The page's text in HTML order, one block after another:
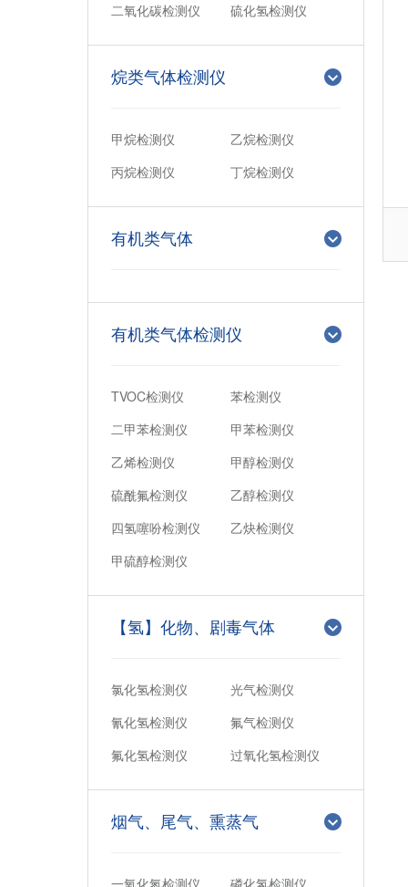
二氧化碳检测仪
硫化氢检测仪
烷类气体检测仪
甲烷检测仪
乙烷检测仪
丙烷检测仪
丁烷检测仪
有机类气体
有机类气体检测仪
TVOC检测仪
苯检测仪
二甲苯检测仪
甲苯检测仪
乙烯检测仪
甲醇检测仪
硫酰氟检测仪
乙醇检测仪
四氢噻吩检测仪
乙炔检测仪
甲硫醇检测仪
【氢】化物、剧毒气体
氯化氢检测仪
光气检测仪
氰化氢检测仪
氟气检测仪
氟化氢检测仪
过氧化氢检测仪
烟气、尾气、熏蒸气
一氧化氮检测仪
磷化氢检测仪